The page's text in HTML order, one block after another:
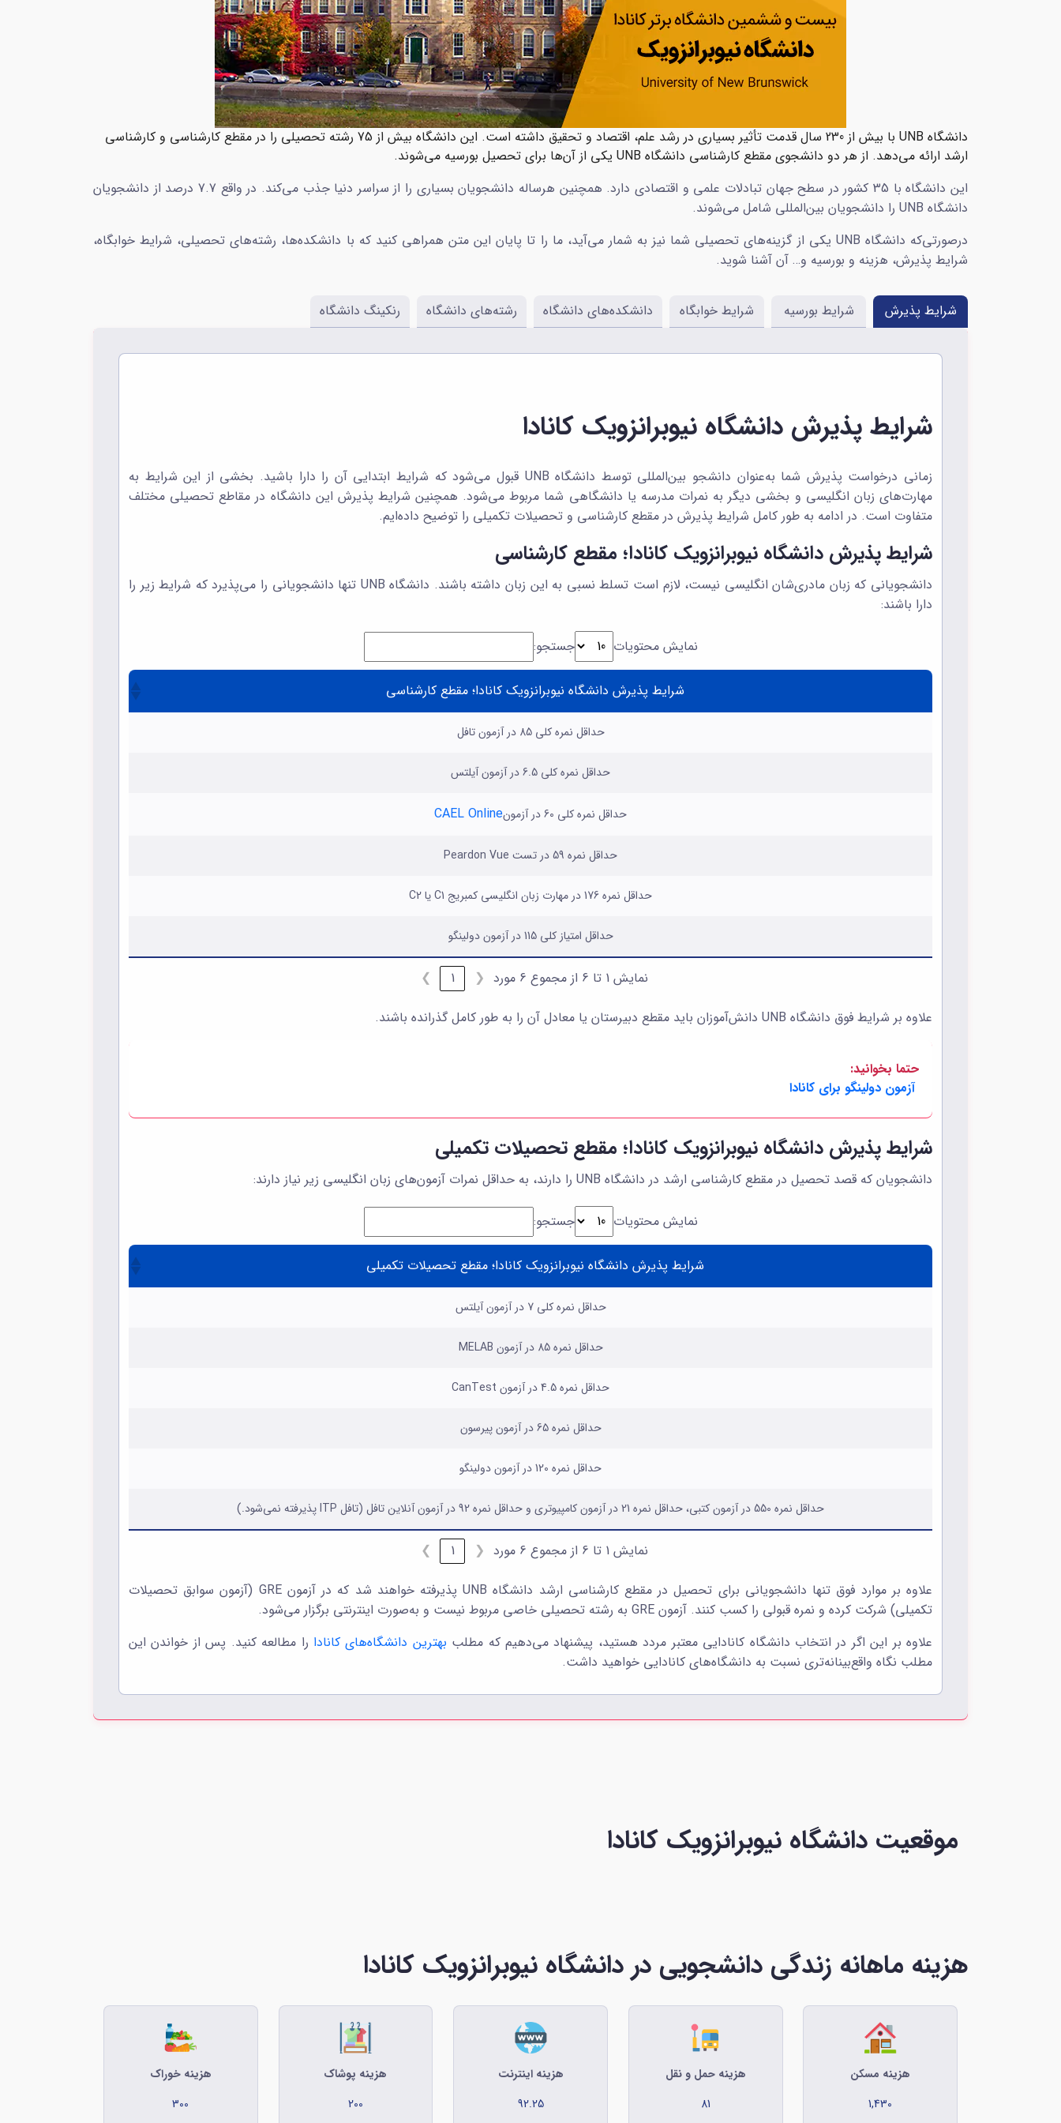
دانشگاه UNB با بیش از 230 سال قدمت تأثیر بسیاری در رشد علم، اقتصاد و تحقیق داشته است. این دانشگاه بیش از 75 رشته تحصیلی را در مقطع کارشناسی و کارشناسی
ارشد ارائه می‌دهد. از هر دو دانشجوی مقطع کارشناسی دانشگاه UNB یکی از آن‌ها برای تحصیل بورسیه می‌شوند.
این دانشگاه با 35 کشور در سطح جهان تبادلات علمی و اقتصادی دارد. همچنین هرساله دانشجویان بسیاری را از سراسر دنیا جذب می‌کند. در واقع 7.7 درصد از دانشجویان
دانشگاه UNB را دانشجویان بین‌المللی شامل می‌شوند.
درصورتی‌که دانشگاه UNB یکی از گزینه‌های تحصیلی شما نیز به شمار می‌آید، ما را تا پایان این متن همراهی کنید که با دانشکده‌ها، رشته‌های تحصیلی، شرایط خوابگاه،
شرایط پذیرش، هزینه و بورسیه و… آن آشنا شوید.
شرایط پذیرش شرایط بورسیه شرایط خوابگاه دانشکده‌های دانشگاه رشته‌های دانشگاه رنکینگ دانشگاه
شرایط پذیرش دانشگاه نیوبرانزویک کانادا
زمانی درخواست پذیرش شما به‌عنوان دانشجو بین‌المللی توسط دانشگاه UNB قبول می‌شود که شرایط ابتدایی آن را دارا باشید. بخشی از این شرایط به
مهارت‌های زبان انگلیسی و بخشی دیگر به نمرات مدرسه یا دانشگاهی شما مربوط می‌شود. همچنین شرایط پذیرش این دانشگاه در مقاطع تحصیلی مختلف
متفاوت است. در ادامه به طور کامل شرایط پذیرش در مقطع کارشناسی و تحصیلات تکمیلی را توضیح داده‌ایم.
شرایط پذیرش دانشگاه نیوبرانزویک کانادا؛ مقطع کارشناسی
دانشجویانی که زبان مادری‌شان انگلیسی نیست، لازم است تسلط نسبی به این زبان داشته باشند. دانشگاه UNB تنها دانشجویانی را می‌پذیرد که شرایط زیر را
دارا باشند:
نمایش محتویات جستجو:
شرایط پذیرش دانشگاه نیوبرانزویک کانادا؛ مقطع کارشناسی
حداقل نمره کلی 85 در آزمون تافل
حداقل نمره کلی 6.5 در آزمون آیلتس
حداقل نمره کلی 60 در آزمون CAEL Online
حداقل نمره 59 در تست Peardon Vue
حداقل نمره 176 در مهارت زبان انگلیسی کمبریج C1 یا C2
حداقل امتیاز کلی 115 در آزمون دولینگو
نمایش 1 تا 6 از مجموع 6 مورد ❮
1
❯
علاوه بر شرایط فوق دانشگاه UNB دانش‌آموزان باید مقطع دبیرستان یا معادل آن را به طور کامل گذرانده باشند.
حتما بخوانید:
آزمون دولینگو برای کانادا
شرایط پذیرش دانشگاه نیوبرانزویک کانادا؛ مقطع تحصیلات تکمیلی
دانشجویان که قصد تحصیل در مقطع کارشناسی ارشد در دانشگاه UNB را دارند، به حداقل نمرات آزمون‌های زبان انگلیسی زیر نیاز دارند:
نمایش محتویات جستجو:
شرایط پذیرش دانشگاه نیوبرانزویک کانادا؛ مقطع تحصیلات تکمیلی
حداقل نمره کلی 7 در آزمون آیلتس
حداقل نمره 85 در آزمون MELAB
حداقل نمره 4.5 در آزمون CanTest
حداقل نمره 65 در آزمون پیرسون
حداقل نمره 120 در آزمون دولینگو
حداقل نمره 550 در آزمون کتبی، حداقل نمره 21 در آزمون کامپیوتری و حداقل نمره 92 در آزمون آنلاین تافل (تافل ITP پذیرفته نمی‌شود.)
نمایش 1 تا 6 از مجموع 6 مورد ❮
1
❯
علاوه بر موارد فوق تنها دانشجویانی برای تحصیل در مقطع کارشناسی ارشد دانشگاه UNB پذیرفته خواهند شد که در آزمون GRE (آزمون سوابق تحصیلات
تکمیلی) شرکت کرده و نمره قبولی را کسب کنند. آزمون GRE به رشته تحصیلی خاصی مربوط نیست و به‌صورت اینترنتی برگزار می‌شود.
علاوه بر این اگر در انتخاب دانشگاه کانادایی معتبر مردد هستید، پیشنهاد می‌دهیم که مطلب بهترین دانشگاه‌های کانادا را مطالعه کنید. پس از خواندن این
مطلب نگاه واقع‌بینانه‌تری نسبت به دانشگاه‌های کانادایی خواهید داشت.
موقعیت دانشگاه نیوبرانزویک کانادا
هزینه ماهانه زندگی دانشجویی در دانشگاه نیوبرانزویک کانادا
هزینه مسکن
1,430
هزینه حمل و نقل
81
هزینه اینترنت
92.25
هزینه پوشاک
200
هزینه خوراک
300